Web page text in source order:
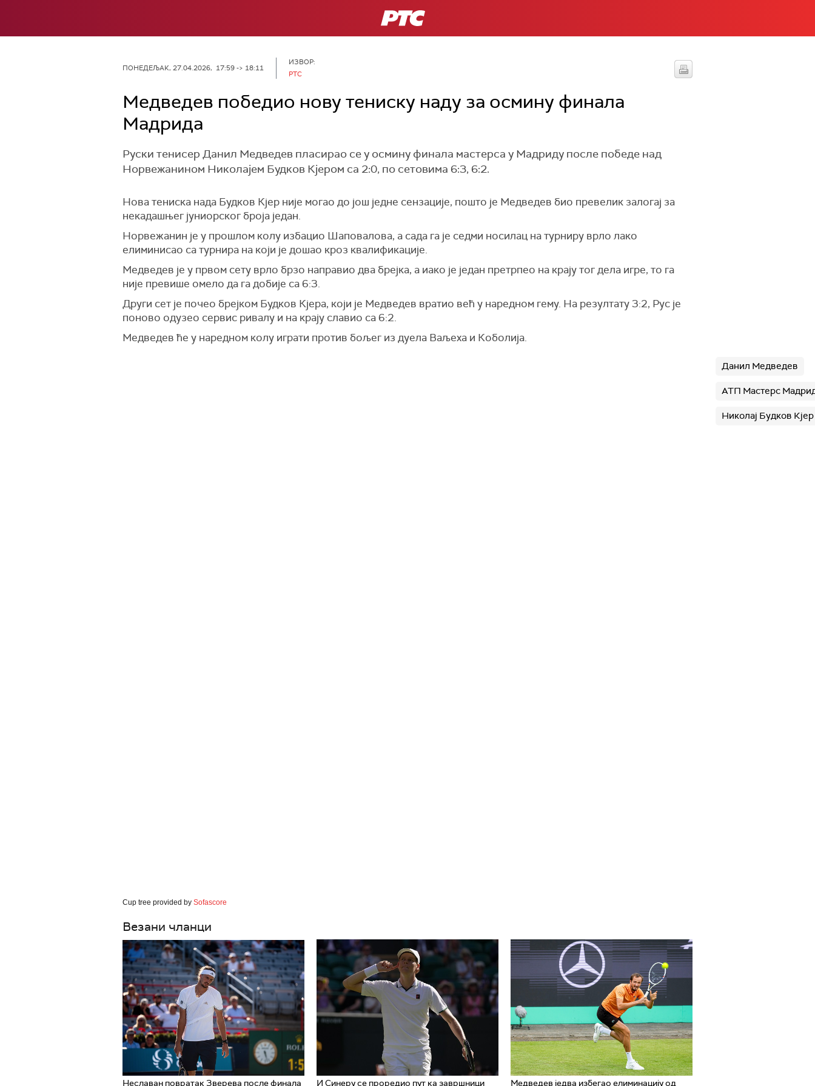
РТС
ПОНЕДЕЉАК, 27.04.2026, 17:59 -> 18:11
ИЗВОР:
РТС
Медведев победио нову тениску наду за осмину финала
Мадрида
Руски тенисер Данил Медведев пласирао се у осмину финала мастерса у Мадриду после победе над
Норвежанином Николајем Будков Кјером са 2:0, по сетовима 6:3, 6:2.
Нова тениска нада Будков Кјер није могао до још једне сензације, пошто је Медведев био превелик залогај за
некадашњег јуниорског броја један.
Норвежанин је у прошлом колу избацио Шаповалова, а сада га је седми носилац на турниру врло лако
елиминисао са турнира на који је дошао кроз квалификације.
Медведев је у првом сету врло брзо направио два брејка, а иако је један претрпео на крају тог дела игре, то га
није превише омело да га добије са 6:3.
Други сет је почео брејком Будков Кјера, који је Медведев вратио већ у наредном гему. На резултату 3:2, Рус је
поново одузео сервис ривалу и на крају славио са 6:2.
Медведев ће у наредном колу играти против бољег из дуела Ваљеха и Коболија.
Cup tree provided by Sofascore
Данил Медведев
АТП Мастерс
Николај Будков Кјер
Везани чланци
Неславан повратак Зверева после финала И Синеру се проредио пут ка завршници Медведев једва избегао елиминацију од